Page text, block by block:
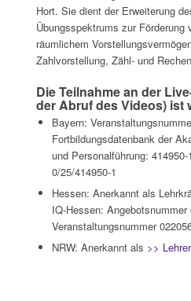
Hort. Sie dient der Erweiterung
Übungsspektrums zur Förderung
räumlichem
Zahlvorstellung, Zähl- und
Die Teilnahme an der
der Abruf des Videos) ist
Bayern:
Fortbildungsdatenbank der
und Personalführung:
0/25/414950-1
Hessen: Anerkannt als
IQ-Hessen: Angebotsnummer
Veranstaltungsnummer
NRW: Anerkannt als >>